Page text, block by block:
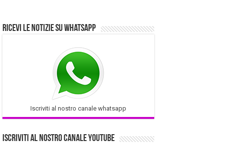
Ricevi le notizie su Whatsapp
Iscriviti al nostro canale whatsapp
Iscriviti al nostro Canale Youtube